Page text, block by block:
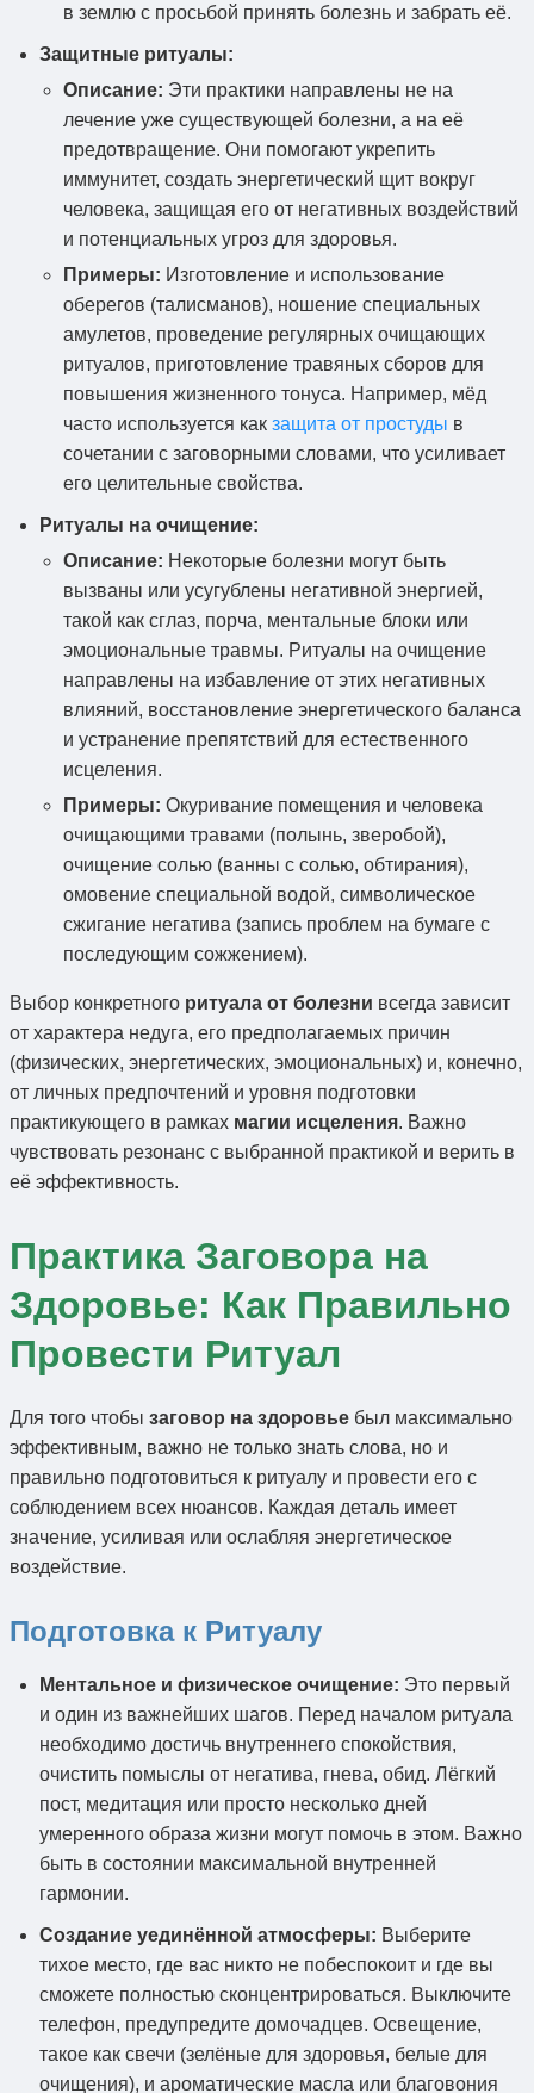
в землю с просьбой принять болезнь и забрать её.
Защитные ритуалы:
Описание: Эти практики направлены не на
лечение уже существующей болезни, а на её
предотвращение. Они помогают укрепить
иммунитет, создать энергетический щит вокруг
человека, защищая его от негативных воздействий
и потенциальных угроз для здоровья.
Примеры: Изготовление и использование
оберегов (талисманов), ношение специальных
амулетов, проведение регулярных очищающих
ритуалов, приготовление травяных сборов для
повышения жизненного тонуса. Например, мёд
часто используется как защита от простуды в
сочетании с заговорными словами, что усиливает
его целительные свойства.
Ритуалы на очищение:
Описание: Некоторые болезни могут быть
вызваны или усугублены негативной энергией,
такой как сглаз, порча, ментальные блоки или
эмоциональные травмы. Ритуалы на очищение
направлены на избавление от этих негативных
влияний, восстановление энергетического баланса
и устранение препятствий для естественного
исцеления.
Примеры: Окуривание помещения и человека
очищающими травами (полынь, зверобой),
очищение солью (ванны с солью, обтирания),
омовение специальной водой, символическое
сжигание негатива (запись проблем на бумаге с
последующим сожжением).
Выбор конкретного ритуала от болезни всегда зависит
от характера недуга, его предполагаемых причин
(физических, энергетических, эмоциональных) и, конечно,
от личных предпочтений и уровня подготовки
практикующего в рамках магии исцеления. Важно
чувствовать резонанс с выбранной практикой и верить в
её эффективность.
Практика Заговора на
Здоровье: Как Правильно
Провести Ритуал
Для того чтобы заговор на здоровье был максимально
эффективным, важно не только знать слова, но и
правильно подготовиться к ритуалу и провести его с
соблюдением всех нюансов. Каждая деталь имеет
значение, усиливая или ослабляя энергетическое
воздействие.
Подготовка к Ритуалу
Ментальное и физическое очищение: Это первый
и один из важнейших шагов. Перед началом ритуала
необходимо достичь внутреннего спокойствия,
очистить помыслы от негатива, гнева, обид. Лёгкий
пост, медитация или просто несколько дней
умеренного образа жизни могут помочь в этом. Важно
быть в состоянии максимальной внутренней
гармонии.
Создание уединённой атмосферы: Выберите
тихое место, где вас никто не побеспокоит и где вы
сможете полностью сконцентрироваться. Выключите
телефон, предупредите домочадцев. Освещение,
такое как свечи (зелёные для здоровья, белые для
очищения), и ароматические масла или благовония